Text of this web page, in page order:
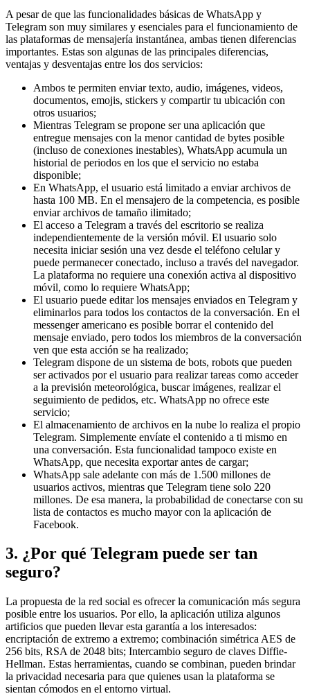
A pesar de que las funcionalidades básicas de WhatsApp y
Telegram son muy similares y esenciales para el funcionamiento de
las plataformas de mensajería instantánea, ambas tienen diferencias
importantes. Estas son algunas de las principales diferencias,
ventajas y desventajas entre los dos servicios:
Ambos te permiten enviar texto, audio, imágenes, videos,
documentos, emojis, stickers y compartir tu ubicación con
otros usuarios;
Mientras Telegram se propone ser una aplicación que
entregue mensajes con la menor cantidad de bytes posible
(incluso de conexiones inestables), WhatsApp acumula un
historial de periodos en los que el servicio no estaba
disponible;
En WhatsApp, el usuario está limitado a enviar archivos de
hasta 100 MB. En el mensajero de la competencia, es posible
enviar archivos de tamaño ilimitado;
El acceso a Telegram a través del escritorio se realiza
independientemente de la versión móvil. El usuario solo
necesita iniciar sesión una vez desde el teléfono celular y
puede permanecer conectado, incluso a través del navegador.
La plataforma no requiere una conexión activa al dispositivo
móvil, como lo requiere WhatsApp;
El usuario puede editar los mensajes enviados en Telegram y
eliminarlos para todos los contactos de la conversación. En el
messenger americano es posible borrar el contenido del
mensaje enviado, pero todos los miembros de la conversación
ven que esta acción se ha realizado;
Telegram dispone de un sistema de bots, robots que pueden
ser activados por el usuario para realizar tareas como acceder
a la previsión meteorológica, buscar imágenes, realizar el
seguimiento de pedidos, etc. WhatsApp no ​​ofrece este
servicio;
El almacenamiento de archivos en la nube lo realiza el propio
Telegram. Simplemente envíate el contenido a ti mismo en
una conversación. Esta funcionalidad tampoco existe en
WhatsApp, que necesita exportar antes de cargar;
WhatsApp sale adelante con más de 1.500 millones de
usuarios activos, mientras que Telegram tiene solo 220
millones. De esa manera, la probabilidad de conectarse con su
lista de contactos es mucho mayor con la aplicación de
Facebook.
3. ¿Por qué Telegram puede ser tan
seguro?
La propuesta de la red social es ofrecer la comunicación más segura
posible entre los usuarios. Por ello, la aplicación utiliza algunos
artificios que pueden llevar esta garantía a los interesados:
encriptación de extremo a extremo; combinación simétrica AES de
256 bits, RSA de 2048 bits; Intercambio seguro de claves Diffie-
Hellman. Estas herramientas, cuando se combinan, pueden brindar
la privacidad necesaria para que quienes usan la plataforma se
sientan cómodos en el entorno virtual.